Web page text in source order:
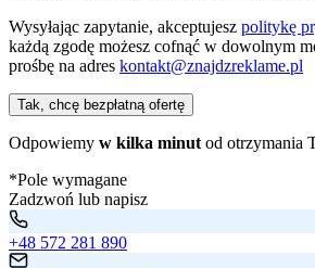
Wysyłając zapytanie, akceptujesz politykę
każdą zgodę możesz cofnąć w dowolnym
prośbę na adres kontakt@znajdzreklame.pl
Tak, chcę bezpłatną ofertę
Odpowiemy w kilka minut od otrzymania
*Pole wymagane
Zadzwoń lub napisz
+48 572 281 890